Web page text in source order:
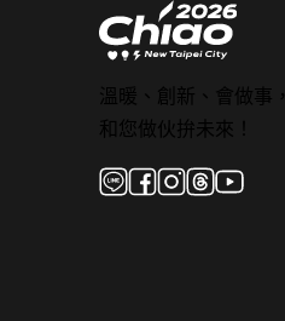
溫暖、創新、會做事，
和您做伙拚未來！